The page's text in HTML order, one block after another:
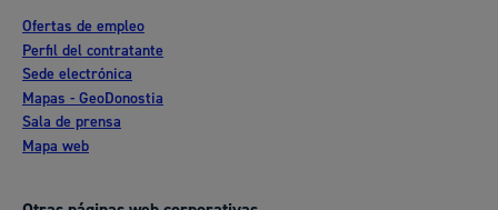
Ofertas de empleo
Perfil del contratante
Sede electrónica
Mapas - GeoDonostia
Sala de prensa
Mapa web